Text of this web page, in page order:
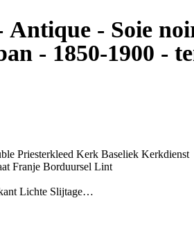
Antique - Soie
- 1850-1900 -
Priesterkleed Kerk Baseliek Kerkdienst
Zeer Mooie Kwaliteit Matriaal : Zwart Zijde Brokaat Franje Borduursel Lint
Lichte Slijtage
zoals te zien op de Foto's